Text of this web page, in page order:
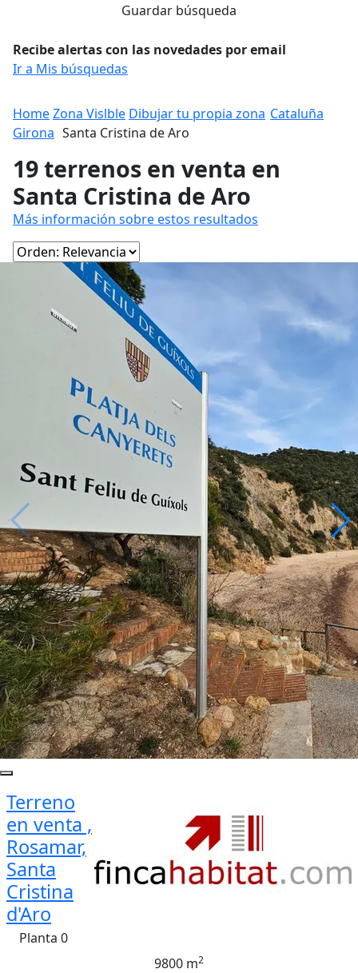
Guardar búsqueda
Recibe alertas con las novedades por email
Ir a Mis búsquedas
HomeZona Vislble Dibujar tu propia zona Cataluña
Girona Santa Cristina de Aro
19 terrenos en venta en
Santa Cristina de Aro
Más información sobre estos resultados
Terreno
en venta ,
Rosamar,
Santa
Cristina
d'Aro
Planta 0
9800 m2